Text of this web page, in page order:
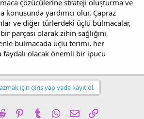
çözücülerine strateji oluşturma ve
yardımcı olur. Çapraz
ve diğer türlerdeki üçlü bulmacalar,
parçası olarak zihin sağlığını
bulmacada üçlü terimi, her
olacak önemli bir ipucu
için giriş yap yada kayıt ol.
Reddit PinterestTumblrWhatsApp
E-postaLink